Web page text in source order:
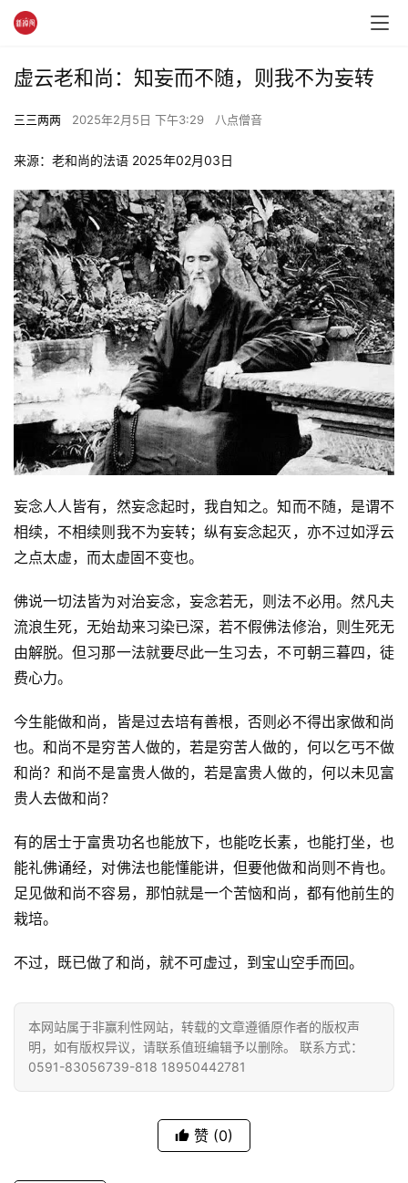
讯
点
僧
音
虚云老和尚：知妄而不随，则我不为妄转
三三两两 2025年2月5日 下午3:29 八点僧音
来源：老和尚的法语 2025年02月03日
妄念人人皆有，然妄念起时，我自知之。知而不随，是谓不
相续，不相续则我不为妄转；纵有妄念起灭，亦不过如浮云
之点太虚，而太虚固不变也。
佛说一切法皆为对治妄念，妄念若无，则法不必用。然凡夫
流浪生死，无始劫来习染已深，若不假佛法修治，则生死无
由解脱。但习那一法就要尽此一生习去，不可朝三暮四，徒
费心力。
今生能做和尚，皆是过去培有善根，否则必不得出家做和尚
也。和尚不是穷苦人做的，若是穷苦人做的，何以乞丐不做
和尚？和尚不是富贵人做的，若是富贵人做的，何以未见富
贵人去做和尚？
有的居士于富贵功名也能放下，也能吃长素，也能打坐，也
能礼佛诵经，对佛法也能懂能讲，但要他做和尚则不肯也。
足见做和尚不容易，那怕就是一个苦恼和尚，都有他前生的
栽培。
不过，既已做了和尚，就不可虚过，到宝山空手而回。
本网站属于非赢利性网站，转载的文章遵循原作者的版权声
明，如有版权异议，请联系值班编辑予以删除。 联系方式：
0591-83056739-818 18950442781
赞 (0)